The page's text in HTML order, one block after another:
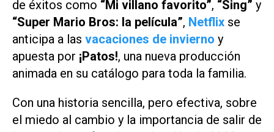
de éxitos como “Mi villano favorito”, “Sing” y
“Super Mario Bros: la película”, Netflix se
anticipa a las vacaciones de invierno y
apuesta por ¡Patos!, una nueva producción
animada en su catálogo para toda la familia.
Con una historia sencilla, pero efectiva, sobre
el miedo al cambio y la importancia de salir de